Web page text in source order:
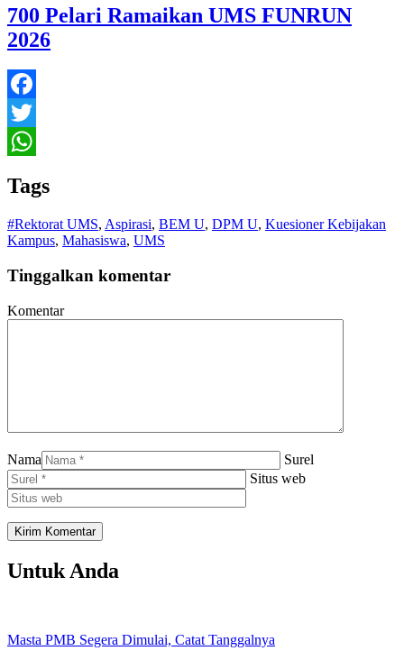
700 Pelari Ramaikan UMS FUNRUN
2026
Facebook
Twitter
Tags
#Rektorat UMS, Aspirasi, BEM U, DPM U, Kuesioner Kebijakan
Kampus, Mahasiswa, UMS
Tinggalkan komentar
Komentar
Nama
Surel
Situs web
Untuk Anda
Masta PMB Segera Dimulai, Catat Tanggalnya